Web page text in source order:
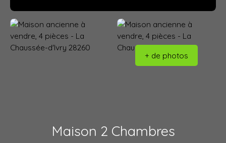
+ de photos
Maison 2 Chambres